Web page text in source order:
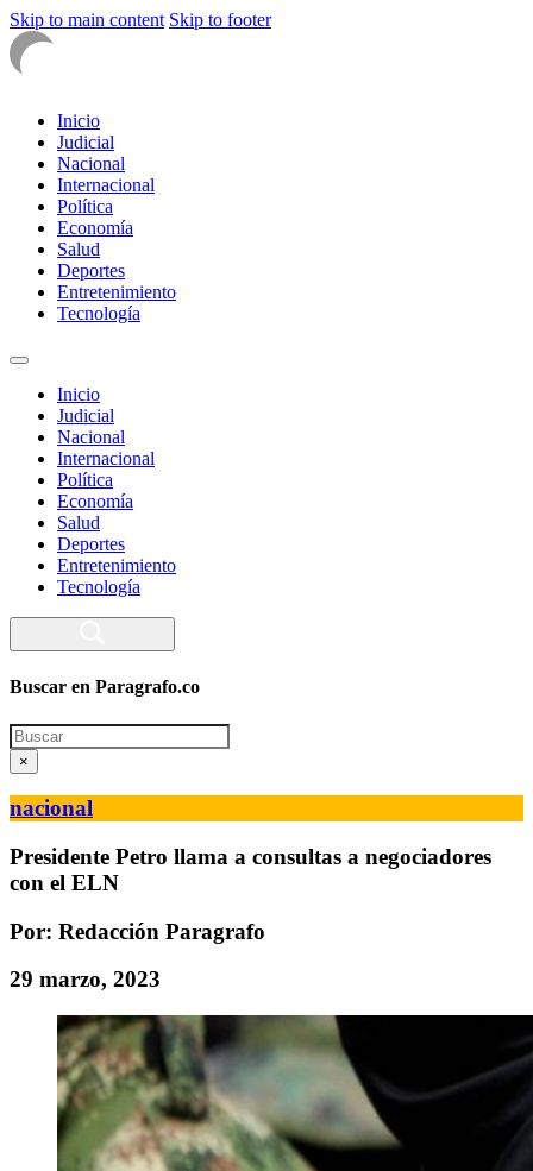
Skip to main content Skip to footer
Inicio
Judicial
Nacional
Internacional
Política
Economía
Salud
Deportes
Entretenimiento
Tecnología
Inicio
Judicial
Nacional
Internacional
Política
Economía
Salud
Deportes
Entretenimiento
Tecnología
Buscar en Paragrafo.co
Search
×
nacional
Presidente Petro llama a consultas a negociadores
con el ELN
Por: Redacción Paragrafo
29 marzo, 2023